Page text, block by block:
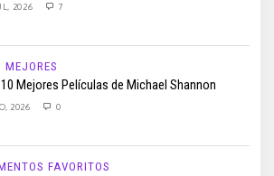
2026 7
MEJORES
Mejores Películas de Michael Shannon
2026 0
FAVORITOS